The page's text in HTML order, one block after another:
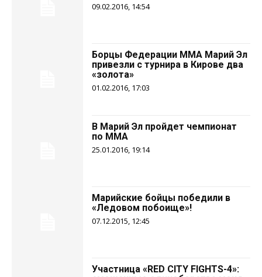
09.02.2016, 14:54
Борцы Федерации ММА Марий Эл
привезли с турнира в Кирове два
«золота»
01.02.2016, 17:03
В Марий Эл пройдет чемпионат
по ММА
25.01.2016, 19:14
Марийские бойцы победили в
«Ледовом побоище»!
07.12.2015, 12:45
Участница «RED CITY FIGHTS-4»: